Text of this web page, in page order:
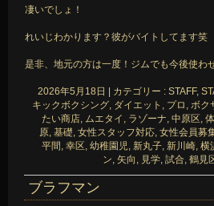
凄いでしょ！
れいじわかります？彼がバイトしてます笑
是非、地元の方は一度！ジムでも今後使わ
2026年5月18日 | カテゴリー : STAFF,
キックボクシング, ダイエット , プロ , ボク
たい商店, ムエタイ , ラゾーナ, 中原区,
原, 基礎, 女性スタッフ対応, 女性会員募
平間, 幸区, 幼稚園児, 新丸子, 新川崎, 横
ン, 矢向 , 見学, 試合, 鶴見
ブラフマン